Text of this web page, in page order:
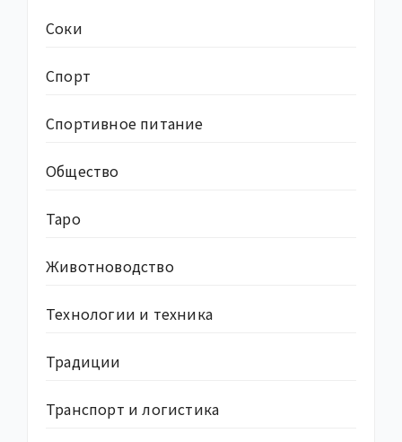
Соки
Спорт
Спортивное питание
Общество
Таро
Животноводство
Технологии и техника
Традиции
Транспорт и логистика